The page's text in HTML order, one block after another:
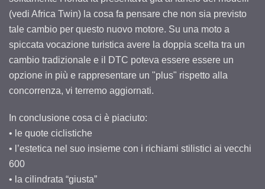
(vedi Africa Twin) la cosa fa pensare che non sia previsto
tale cambio per questo nuovo motore. Su una moto a
spiccata vocazione turistica avere la doppia scelta tra un
cambio tradizionale e il DTC poteva essere essere un
opzione in più e rappresentare un "plus" rispetto alla
concorrenza, vi terremo aggiornati.
In conclusione cosa ci è piaciuto:
• le quote ciclistiche
• l’estetica nel suo insieme con i richiami stilistici ai vecchi
600
• la cilindrata “giusta”